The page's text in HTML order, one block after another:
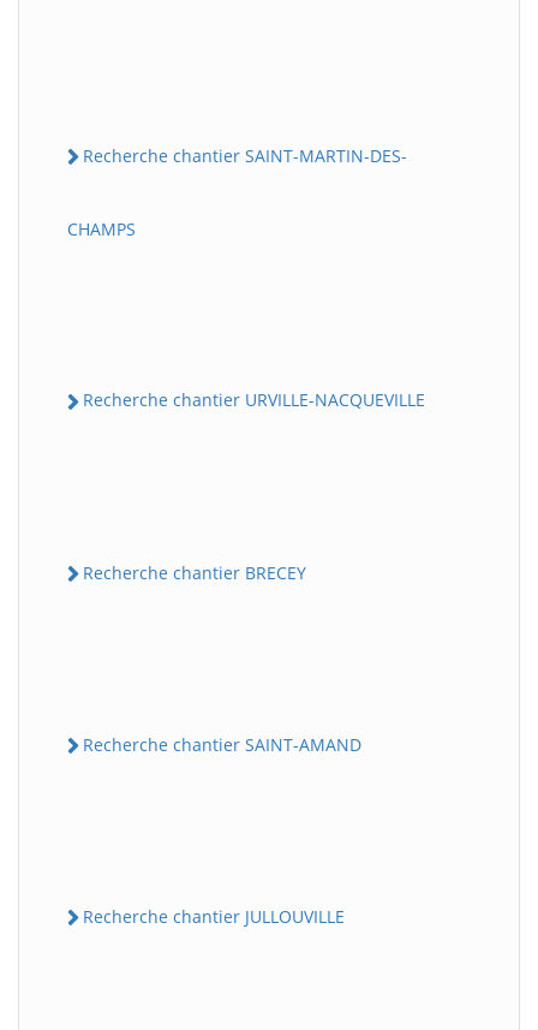
Recherche chantier SAINT-MARTIN-DES-
CHAMPS
Recherche chantier URVILLE-NACQUEVILLE
Recherche chantier BRECEY
Recherche chantier SAINT-AMAND
Recherche chantier JULLOUVILLE